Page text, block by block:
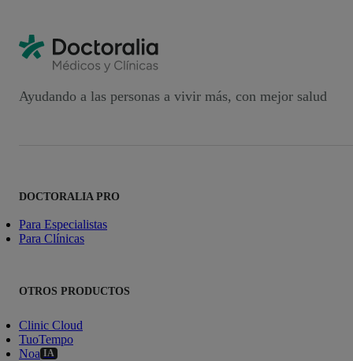
Ayudando a las personas a vivir más, con mejor salud
DOCTORALIA PRO
Para Especialistas
Para Clínicas
OTROS PRODUCTOS
Clinic Cloud
TuoTempo
Noa IA